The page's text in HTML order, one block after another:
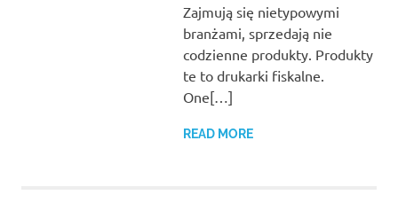
Zajmują się nietypowymi
branżami, sprzedają nie
codzienne produkty. Produkty
te to drukarki fiskalne.
One[…]
READ MORE